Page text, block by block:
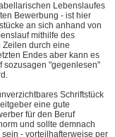
Lebenslaufes
Bewerbung - ist hier
an sich anhand von
mithilfe des
Zeilen durch eine
Endes aber kann es
sozusagen "gegenlesen"
Schriftstück
eine gute
für den Beruf
und sollte demnach
- vorteilhafterweise per